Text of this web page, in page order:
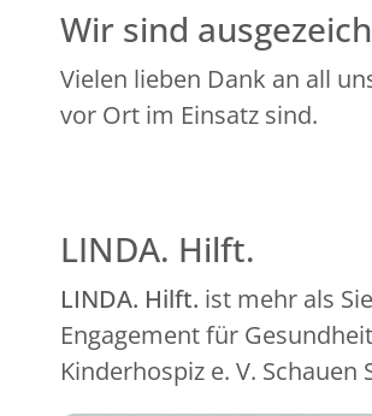
Wir sind
Vielen lieben Dank an all
vor Ort im Einsatz sind.
LINDA. Hilft.
LINDA. Hilft. ist mehr als
Engagement für
Kinderhospiz e. V.